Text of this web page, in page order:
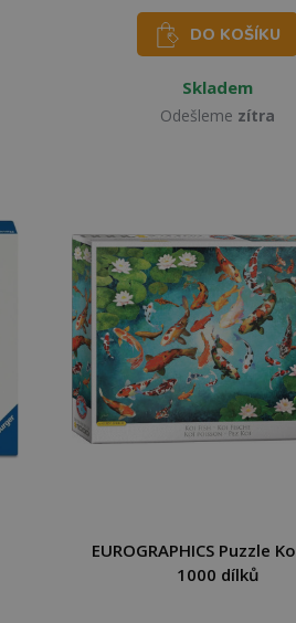
DO KOŠÍKU
Skladem
Odešleme zítra
EUROGRAPHICS Puzzle
1000 dílků